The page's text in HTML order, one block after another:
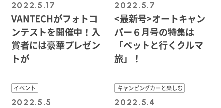
2022.5.17
VANTECHがフォトコ
ンテストを開催中！入
賞者には豪華プレゼン
トが
2022.5.7
<最新号>オートキャン
パー６月号の特集は
「ペットと行くクルマ
旅」！
イベント
2022.5.5
キャンピングカーと楽しむ
2022.5.4